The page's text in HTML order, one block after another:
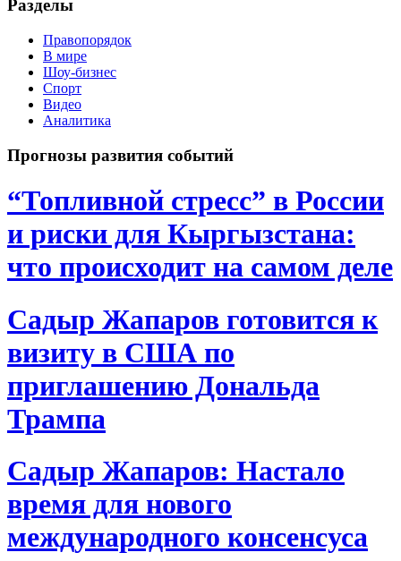
Разделы
Правопорядок
В мире
Шоу-бизнес
Спорт
Видео
Аналитика
Прогнозы развития событий
“Топливной стресс” в России
и риски для Кыргызстана:
что происходит на самом деле
Садыр Жапаров готовится к
визиту в США по
приглашению Дональда
Трампа
Садыр Жапаров: Настало
время для нового
международного консенсуса